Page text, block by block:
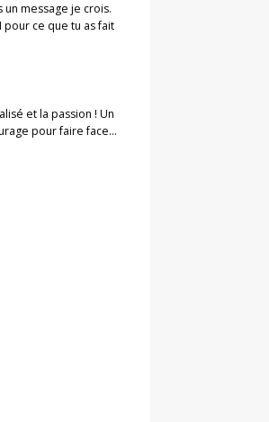
message je crois.
pour ce que tu as fait
et la passion ! Un
pour faire face…